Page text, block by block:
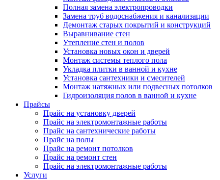
Полная замена электропроводки
Замена труб водоснабжения и канализации
Демонтаж старых покрытий и конструкций
Выравнивание стен
Утепление стен и полов
Установка новых окон и дверей
Монтаж системы теплого пола
Укладка плитки в ванной и кухне
Установка сантехники и смесителей
Монтаж натяжных или подвесных потолков
Гидроизоляция полов в ванной и кухне
Прайсы
Прайс на установку дверей
Прайс на электромонтажные работы
Прайс на сантехнические работы
Прайс на полы
Прайс на ремонт потолков
Прайс на ремонт стен
Прайс на электромонтажные работы
Услуги